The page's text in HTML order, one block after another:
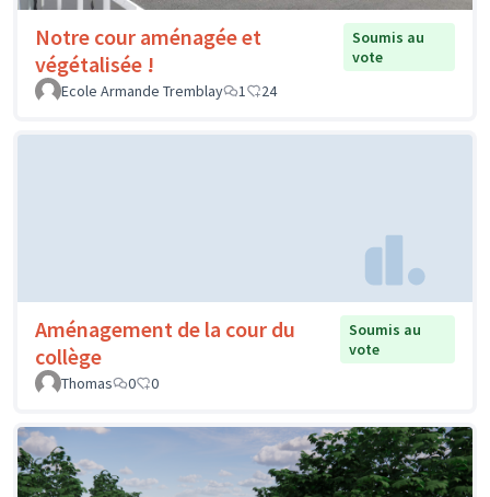
Notre cour aménagée et
végétalisée !
Soumis au
vote
Ecole Armande Tremblay
1 24
Aménagement de la cour du
collège
Soumis au
vote
Thomas
0 0